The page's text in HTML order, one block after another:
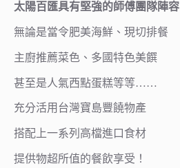
太陽百匯具有堅強的師傅團隊陣容
無論是當令肥美海鮮、現切排餐
主廚推薦菜色、多國特色美饌
甚至是人氣西點蛋糕等等……
充分活用台灣寶島豐饒物產
搭配上一系列高檔進口食材
提供物超所值的餐飲享受！